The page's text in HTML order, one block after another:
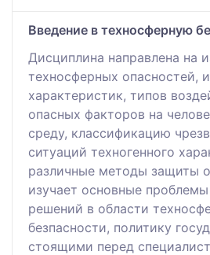
Введение в техносферную
Дисциплина направлена на
техносферных опасностей,
характеристик, типов
опасных факторов на
среду, классификацию
ситуаций техногенного
различные методы защиты
изучает основные
решений в области
безпасности, политику
стоящими перед